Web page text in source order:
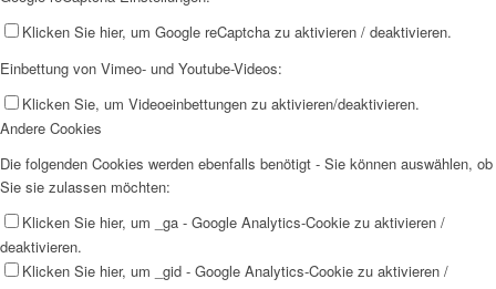
Klicken Sie hier, um Google reCaptcha zu aktivieren / deaktivieren.
Einbettung von Vimeo- und Youtube-Videos:
Klicken Sie, um Videoeinbettungen zu aktivieren/deaktivieren.
Andere Cookies
Die folgenden Cookies werden ebenfalls benötigt - Sie können auswählen, ob
Sie sie zulassen möchten:
Klicken Sie hier, um _ga - Google Analytics-Cookie zu aktivieren /
deaktivieren.
Klicken Sie hier, um _gid - Google Analytics-Cookie zu aktivieren /